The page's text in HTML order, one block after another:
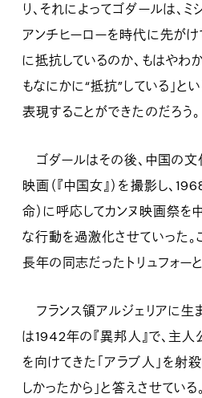
り、それによってゴダールは、ミ
アンチヒーローを時代に先がけ
に抵抗しているのか、もはやわ
もなにかに“抵抗”している」と
表現することができたのだろう。
ゴダールはその後、中国の
映画（『中国女』）を撮影し、
命）に呼応してカンヌ映画祭を
な行動を過激化させていった。
長年の同志だったトリュフォー
フランス領アルジェリアに生
は1942年の『異邦人』で、主人
を向けてきた「アラブ人」を射
しかったから」と答えさせている